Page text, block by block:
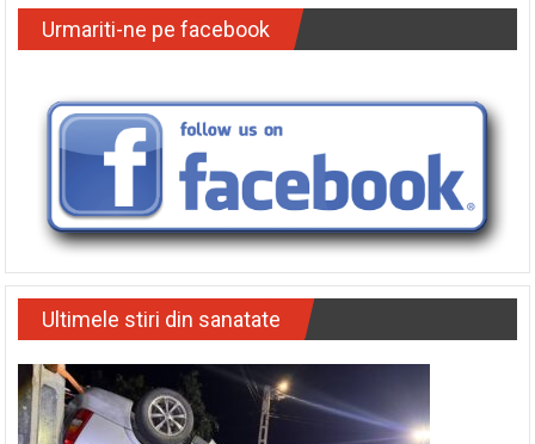
Urmariti-ne pe facebook
Ultimele stiri din sanatate